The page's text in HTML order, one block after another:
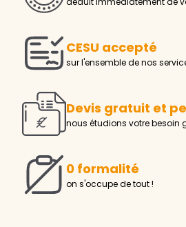
CESU accepté
sur l'ensemble de nos
Devis gratuit et
nous étudions votre besoin
0 formalité
on s'occupe de tout !